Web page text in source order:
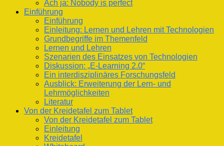
Ach ja: Nobody is perfect
Einführung
Einführung
Einleitung: Lernen und Lehren mit Technologien
Grundbegriffe im Themenfeld
Lernen und Lehren
Szenarien des Einsatzes von Technologien
Diskussion: „E-Learning 2.0“
Ein interdisziplinäres Forschungsfeld
Ausblick: Erweiterung der Lern- und
Lehrmöglichkeiten
Literatur
Von der Kreidetafel zum Tablet
Von der Kreidetafel zum Tablet
Einleitung
Kreidetafel